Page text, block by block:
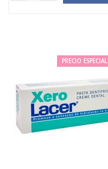
PRECIO ESPECIAL